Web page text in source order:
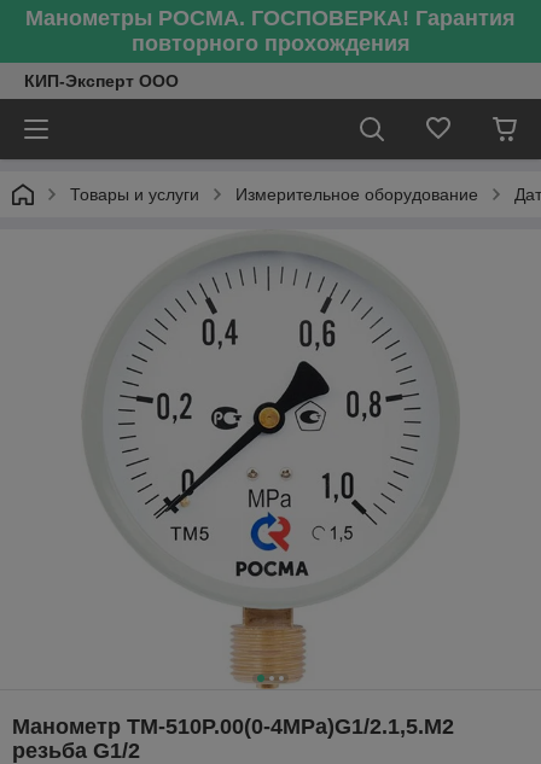
Манометры РОСМА. ГОСПОВЕРКА! Гарантия
повторного прохождения
КИП-Эксперт ООО
Товары и услуги Измерительное оборудование
Манометр ТМ-510P.00(0-4MРа)G1/2.1,5.M2
резьба G1/2